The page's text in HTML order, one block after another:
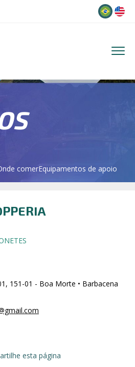
comerEquipamentos de apoio
151-01 - Boa Morte • Barbacena
esta página